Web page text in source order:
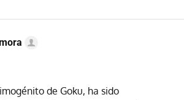
de Goku, ha sido